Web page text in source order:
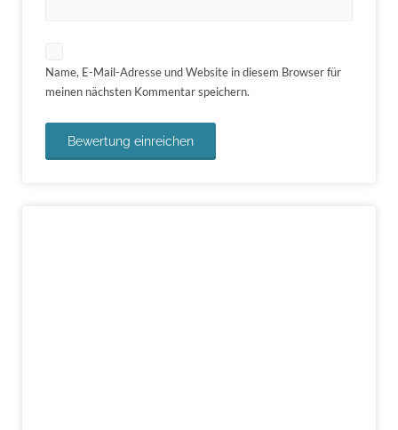
Name, E-Mail-Adresse und Website in diesem Browser für
meinen nächsten Kommentar speichern.